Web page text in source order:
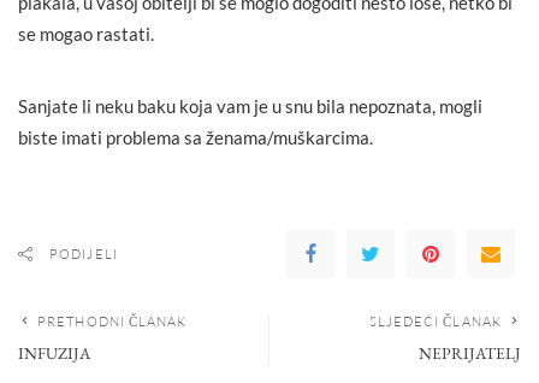
se mogao rastati.
Sanjate li neku baku koja vam je u snu bila nepoznata, mogli
biste imati problema sa ženama/muškarcima.
PODIJELI
PRETHODNI ČLANAK
INFUZIJA
SLJEDEĆI ČLANAK
NEPRIJATELJ